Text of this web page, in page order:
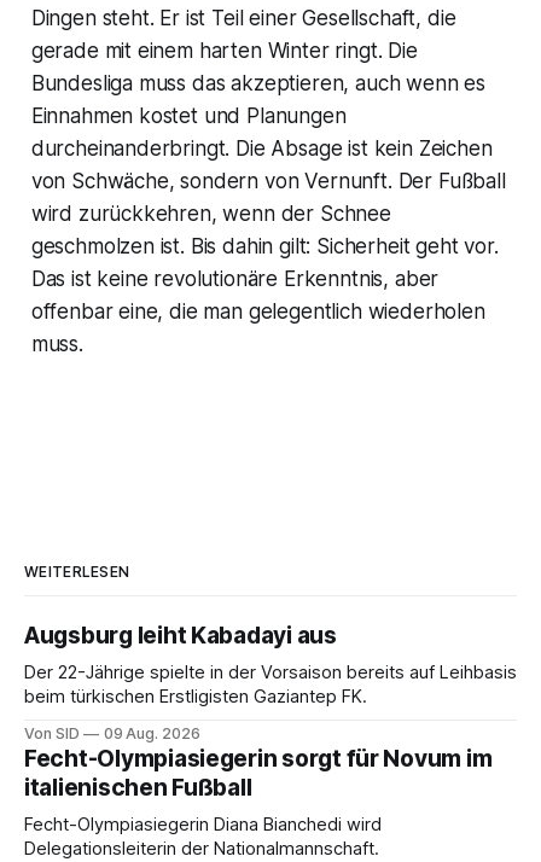
Dingen steht. Er ist Teil einer Gesellschaft, die
gerade mit einem harten Winter ringt. Die
Bundesliga muss das akzeptieren, auch wenn es
Einnahmen kostet und Planungen
durcheinanderbringt. Die Absage ist kein Zeichen
von Schwäche, sondern von Vernunft. Der Fußball
wird zurückkehren, wenn der Schnee
geschmolzen ist. Bis dahin gilt: Sicherheit geht vor.
Das ist keine revolutionäre Erkenntnis, aber
offenbar eine, die man gelegentlich wiederholen
muss.
WEITERLESEN
Augsburg leiht Kabadayi aus
Der 22-Jährige spielte in der Vorsaison bereits auf Leihbasis
beim türkischen Erstligisten Gaziantep FK.
Von SID 09 Aug. 2026
Fecht-Olympiasiegerin sorgt für Novum im
italienischen Fußball
Fecht-Olympiasiegerin Diana Bianchedi wird
Delegationsleiterin der Nationalmannschaft.